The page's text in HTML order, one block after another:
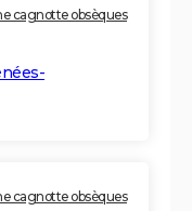
cagnotte obsèques
cagnotte obsèques